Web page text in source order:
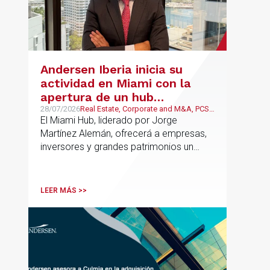
Andersen Iberia inicia su
actividad en Miami con la
apertura de un hub
estratégico para reforzar el
asesoramiento fiscal, legal y
patrimonial conectando
Europa y Latinoamérica
28/07/2026Real Estate, Corporate and M&A, PCS,
Wealth Management & Family
Business
El Miami Hub, liderado por Jorge
Martínez Alemán, ofrecerá a empresas,
inversores y grandes patrimonios un
Latinoamérica y otros mercados
LEER MÁS >>